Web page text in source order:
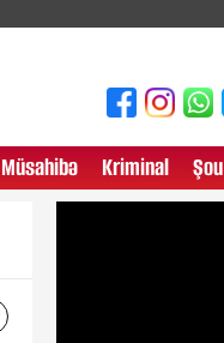
Müsahibə Kriminal Şou